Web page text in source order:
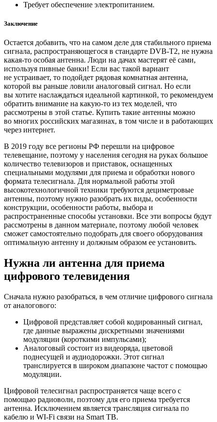
Требует обеспечение электропитанием.
Заключение
Остается добавить, что на самом деле для стабильного приема
сигнала, распространяющегося в стандарте DVB-T2, не нужна
какая-то особая антенна. Люди на дачах мастерят её сами,
используя пивные банки! Если вас такой вариант
не устраивает, то подойдет рядовая комнатная антенна,
которой вы раньше ловили аналоговый сигнал. Но если
вы хотите наслаждаться идеальной картинкой, то рекомендуем
обратить внимание на какую-то из тех моделей, что
рассмотрены в этой статье. Купить такие антенны можно
во многих российских магазинах, в том числе и в работающих
через интернет.
В 2019 году все регионы РФ перешли на цифровое
телевещание, поэтому у населения сегодня на руках большое
количество телевизоров и приставок, оснащенных
специальными модулями для приема и обработки нового
формата телесигнала. Для нормальной работы этой
высокотехнологичной техники требуются дециметровые
антенны, поэтому нужно разобрать их виды, особенности
конструкции, особенности работы, выбора и
распространенные способы установки. Все эти вопросы будут
рассмотрены в данном материале, поэтому любой человек
сможет самостоятельно подобрать для своего оборудования
оптимальную антенну и должным образом ее установить.
Нужна ли антенна для приема
цифрового телевидения
Сначала нужно разобраться, в чем отличие цифрового сигнала
от аналогового:
Цифровой представляет собой кодированный сигнал,
где данные выражены дискретными значениями
модуляции (короткими импульсами);
Аналоговый состоит из видеоряда, цветовой
поднесущей и аудиодорожки. Этот сигнал
транслируется в широком диапазоне частот с помощью
модуляции.
Цифровой телесигнал распространяется чаще всего с
помощью радиоволн, поэтому для его приема требуется
антенна. Исключением является трансляция сигнала по
кабелю и WI-Fi связи на Smart ТВ.